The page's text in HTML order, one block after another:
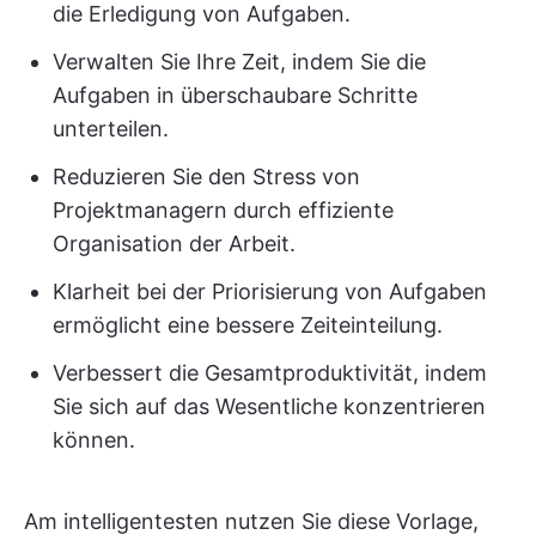
die Erledigung von Aufgaben.
Verwalten Sie Ihre Zeit, indem Sie die
Aufgaben in überschaubare Schritte
unterteilen.
Reduzieren Sie den Stress von
Projektmanagern durch effiziente
Organisation der Arbeit.
Klarheit bei der Priorisierung von Aufgaben
ermöglicht eine bessere Zeiteinteilung.
Verbessert die Gesamtproduktivität, indem
Sie sich auf das Wesentliche konzentrieren
können.
Am intelligentesten nutzen Sie diese Vorlage,